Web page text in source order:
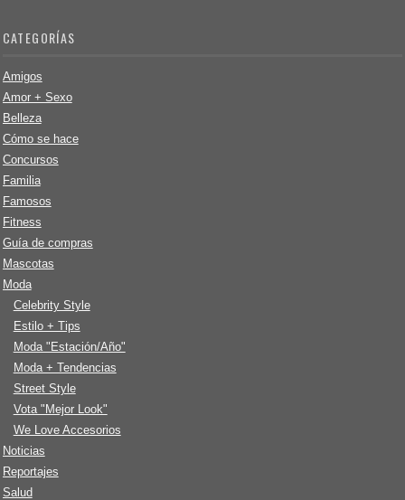
CATEGORÍAS
Amigos
Amor + Sexo
Belleza
Cómo se hace
Concursos
Familia
Famosos
Fitness
Guía de compras
Mascotas
Moda
Celebrity Style
Estilo + Tips
Moda "Estación/Año"
Moda + Tendencias
Street Style
Vota "Mejor Look"
We Love Accesorios
Noticias
Reportajes
Salud